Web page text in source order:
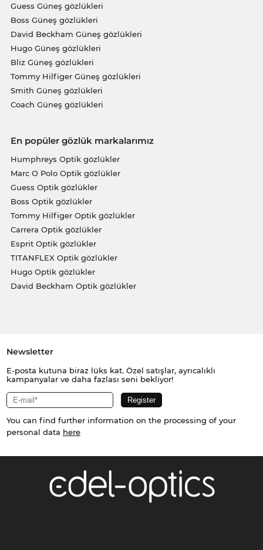
Guess Güneş gözlükleri
Boss Güneş gözlükleri
David Beckham Güneş gözlükleri
Hugo Güneş gözlükleri
Bliz Güneş gözlükleri
Tommy Hilfiger Güneş gözlükleri
Smith Güneş gözlükleri
Coach Güneş gözlükleri
En popüler gözlük markalarımız
Humphreys Optik gözlükler
Marc O Polo Optik gözlükler
Guess Optik gözlükler
Boss Optik gözlükler
Tommy Hilfiger Optik gözlükler
Carrera Optik gözlükler
Esprit Optik gözlükler
TITANFLEX Optik gözlükler
Hugo Optik gözlükler
David Beckham Optik gözlükler
Newsletter
E-posta kutuna biraz lüks kat. Özel satışlar, ayrıcalıklı
kampanyalar ve daha fazlası seni bekliyor!
You can find further information on the processing of your
personal data here